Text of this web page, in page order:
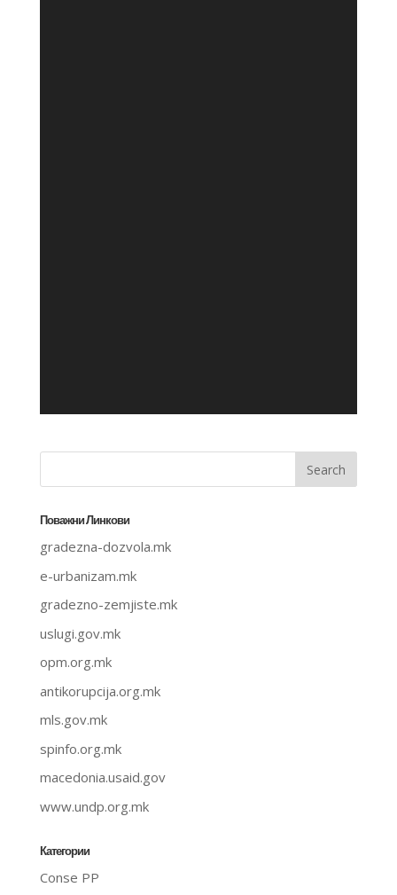
Поважни Линкови
gradezna-dozvola.mk
e-urbanizam.mk
gradezno-zemjiste.mk
uslugi.gov.mk
opm.org.mk
antikorupcija.org.mk
mls.gov.mk
spinfo.org.mk
macedonia.usaid.gov
www.undp.org.mk
Категории
Conse PP